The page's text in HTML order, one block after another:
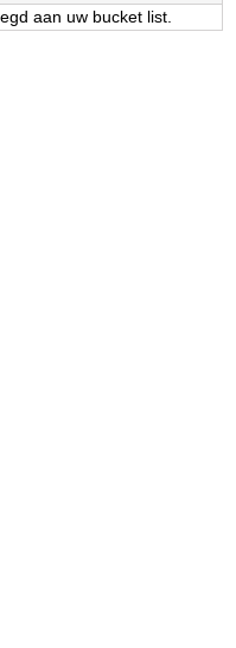
aan uw bucket list.